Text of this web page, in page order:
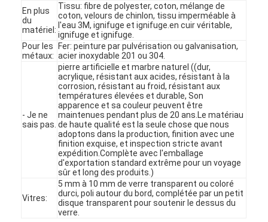
Accueil
Produits
Vidéos
Le spectacle VR
À propos de nous
En plus
du
matériel:
Tissu: fibre de polyester, coton, mélange de
coton, velours de chinlon, tissu imperméable à
l'eau 3M, ignifuge et ignifuge.en cuir véritable,
ignifuge et ignifuge.
Pour les
métaux:
Fer: peinture par pulvérisation ou galvanisation,
acier inoxydable 201 ou 304.
- Je ne
sais pas.
pierre artificielle et marbre naturel ((dur,
acrylique, résistant aux acides, résistant à la
corrosion, résistant au froid, résistant aux
températures élevées et durable, Son
apparence et sa couleur peuvent être
maintenues pendant plus de 20 ans.Le matériau
de haute qualité est la seule chose que nous
adoptons dans la production, finition avec une
finition exquise, et inspection stricte avant
expédition.Complète avec l'emballage
d'exportation standard extrême pour un voyage
sûr et long des produits.)
Vitres:
5 mm à 10 mm de verre transparent ou coloré
durci, poli autour du bord, complétée par un petit
disque transparent pour soutenir le dessus du
verre.